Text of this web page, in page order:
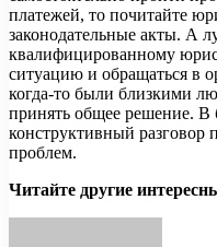
платежей, то почитайте
законодательные акты. А
квалифицированному
ситуацию и обращаться в
когда-то были близкими
принять общее решение. В
конструктивный разговор
проблем.
Читайте другие